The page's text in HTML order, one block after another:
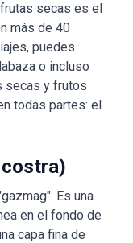
secas es el
más de 40
puedes
o incluso
secas y frutos
todas partes: el
costra)
Es una
en el fondo de
capa fina de